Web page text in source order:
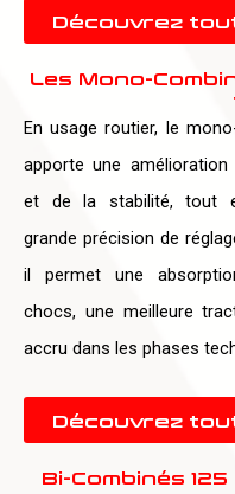
Découvrez
Les Mono-
En usage routier, le
apporte une
et de la stabilité, tout
grande précision de
il permet une
chocs, une meilleure
accru dans les phases
Découvrez
Bi-Combinés